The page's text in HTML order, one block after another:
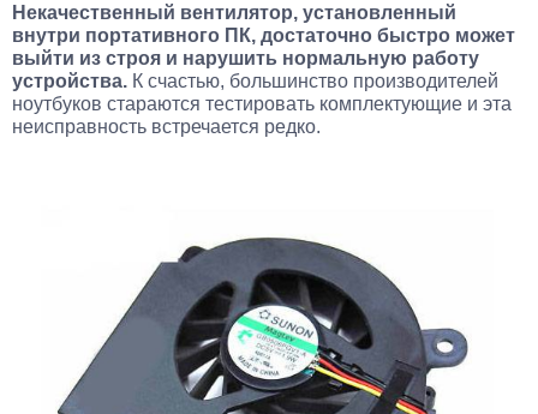
Некачественный вентилятор, установленный
внутри портативного ПК, достаточно быстро может
выйти из строя и нарушить нормальную работу
устройства. К счастью, большинство производителей
ноутбуков стараются тестировать комплектующие и эта
неисправность встречается редко.